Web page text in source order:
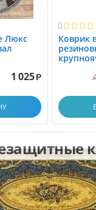
Люкс
1 025 Р

Коврик
1.0x1.5 м